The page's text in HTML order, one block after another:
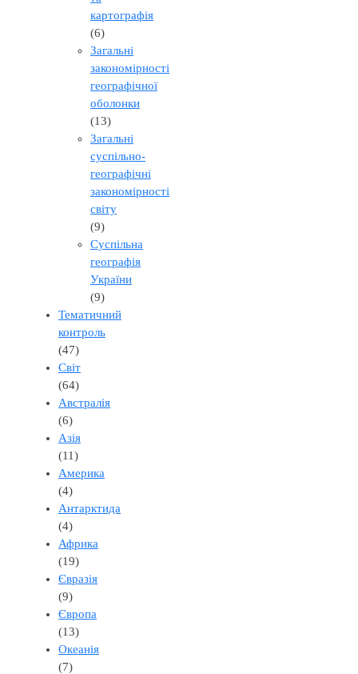
картографія
(6)
Загальні
закономірності
географічної
оболонки
(13)
Загальні
суспільно-
географічні
закономірності
світу
(9)
Суспільна
географія
України
(9)
Тематичний
контроль
(47)
Світ
(64)
Австралія
(6)
Азія
(11)
Америка
(4)
Антарктида
(4)
Африка
(19)
Євразія
(9)
Європа
(13)
Океанія
(7)